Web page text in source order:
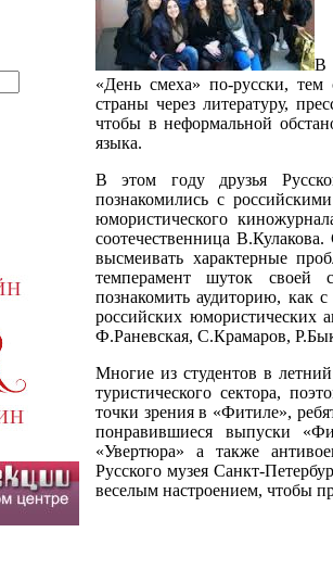
В
«День смеха» по-русски, тем
страны через литературу,
чтобы в неформальной
языка.
В этом году друзья
познакомились с
юмористического
соотечественница
высмеивать характерные
темперамент шуток своей
познакомить аудиторию, как
российских
Ф.Раневская, С.Крамаров,
Многие из студентов в
туристического сектора,
точки зрения в «Фитиле»,
понравившиеся выпуски
«Увертюра» а также
Русского музея Санкт-
веселым настроением, чтобы